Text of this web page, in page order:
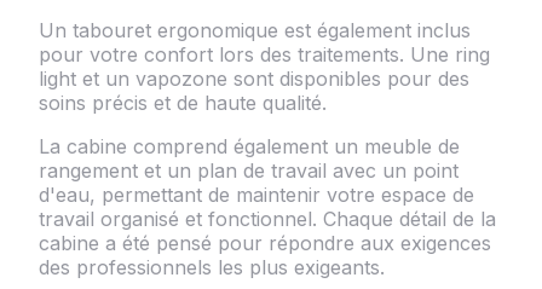
Un tabouret ergonomique est également inclus
pour votre confort lors des traitements. Une ring
light et un vapozone sont disponibles pour des
soins précis et de haute qualité.
La cabine comprend également un meuble de
rangement et un plan de travail avec un point
d'eau, permettant de maintenir votre espace de
travail organisé et fonctionnel. Chaque détail de la
cabine a été pensé pour répondre aux exigences
des professionnels les plus exigeants.